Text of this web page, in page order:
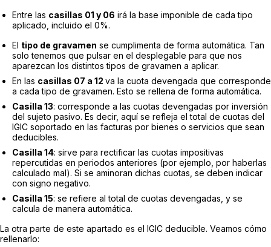
Entre las casillas 01 y 06 irá la base imponible de cada tipo
aplicado, incluido el 0%.
El tipo de gravamen se cumplimenta de forma automática. Tan
solo tenemos que pulsar en el desplegable para que nos
aparezcan los distintos tipos de gravamen a aplicar.
En las casillas 07 a 12 va la cuota devengada que corresponde
a cada tipo de gravamen. Esto se rellena de forma automática.
Casilla 13: corresponde a las cuotas devengadas por inversión
del sujeto pasivo. Es decir, aquí se refleja el total de cuotas del
IGIC soportado en las facturas por bienes o servicios que sean
deducibles.
Casilla 14: sirve para rectificar las cuotas impositivas
repercutidas en periodos anteriores (por ejemplo, por haberlas
calculado mal). Si se aminoran dichas cuotas, se deben indicar
con signo negativo.
Casilla 15: se refiere al total de cuotas devengadas, y se
calcula de manera automática.
La otra parte de este apartado es el IGIC deducible. Veamos cómo
rellenarlo: